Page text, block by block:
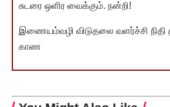
சுடரை ஒளிர வைக்கும். நன்றி!
இணையம்வழி விடுதலை வளர்ச்சி நிதி
காண